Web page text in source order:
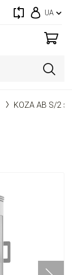
UA
KOZA AB S/2 з